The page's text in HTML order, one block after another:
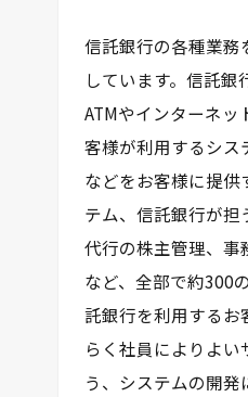
信託銀行の各種業務
しています。信託銀
ATMやインターネ
客様が利用するシス
などをお客様に提供
テム、信託銀行が
代行の株主管理、事
など、全部で約300
託銀行を利用するお
らく社員によりよ
う、システムの開発